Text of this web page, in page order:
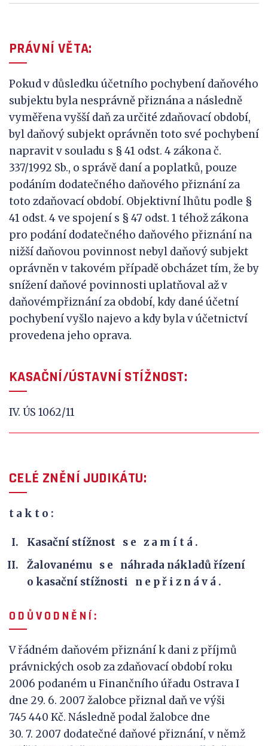
PRÁVNÍ VĚTA:
Pokud v důsledku účetního pochybení daňového
subjektu byla nesprávně přiznána a následně
vyměřena vyšší daň za určité zdaňovací období,
byl daňový subjekt oprávněn toto své pochybení
napravit v souladu s § 41 odst. 4 zákona č.
337/1992 Sb., o správě daní a poplatků, pouze
podáním dodatečného daňového přiznání za
toto zdaňovací období. Objektivní lhůtu podle §
41 odst. 4 ve spojení s § 47 odst. 1 téhož zákona
pro podání dodatečného daňového přiznání na
nižší daňovou povinnost nebyl daňový subjekt
oprávněn v takovém případě obcházet tím, že by
snížení daňové povinnosti uplatňoval až v
daňovémpřiznání za období, kdy dané účetní
pochybení vyšlo najevo a kdy byla v účetnictví
provedena jeho oprava.
KASAČNÍ/ÚSTAVNÍ STÍŽNOST:
IV. ÚS 1062/11
CELÉ ZNĚNÍ JUDIKÁTU:
t a k t o :
Kasační stížnost s e z a m í t á .
Žalovanému s e náhrada nákladů řízení
o kasační stížnosti n e p ř i z n á v á .
O D Ů VO D N Ě N Í :
V řádném daňovém přiznání k dani z příjmů
právnických osob za zdaňovací období roku
2006 podaném u Finančního úřadu Ostrava I
dne 29. 6. 2007 žalobce přiznal daň ve výši
745 440 Kč. Následně podal žalobce dne
30. 7. 2007 dodatečné daňové přiznání, v němž